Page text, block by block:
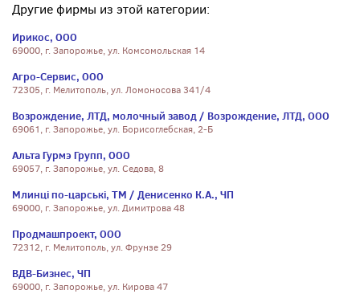
Другие фирмы из этой категории:
Ирикос, ООО
69000, г. Запорожье, ул. Комсомольская 14
Агро-Сервис, ООО
72305, г. Мелитополь, ул. Ломоносова 341/4
Возрождение, ЛТД, молочный завод / Возрождение, ЛТД, ООО
69061, г. Запорожье, ул. Борисоглебская, 2-Б
Альта Гурмэ Групп, ООО
69057, г. Запорожье, ул. Седова, 8
Млинці по-царські, ТМ / Денисенко К.А., ЧП
69000, г. Запорожье, ул. Димитрова 48
Продмашпроект, ООО
72312, г. Мелитополь, ул. Фрунзе 29
ВДВ-Бизнес, ЧП
69000, г. Запорожье, ул. Кирова 47